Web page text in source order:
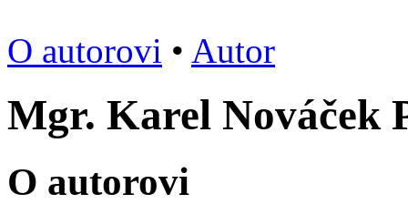
O autorovi • Autor
Mgr. Karel Nováček
O autorovi